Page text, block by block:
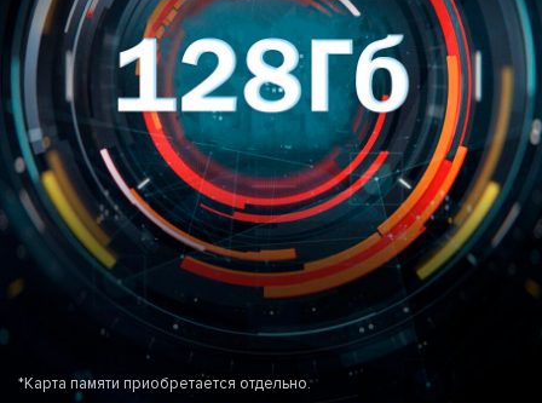
*Карта памяти приобретается отдельно.